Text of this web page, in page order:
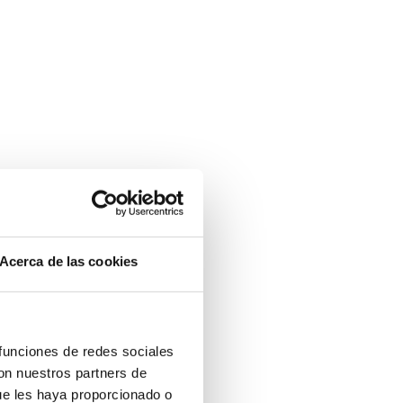
de las cookies
de redes sociales
nuestros partners de
les haya proporcionado o